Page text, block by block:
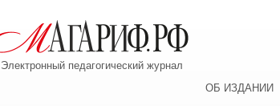
Электронный педагогический журнал
ОБ ИЗДАНИИ